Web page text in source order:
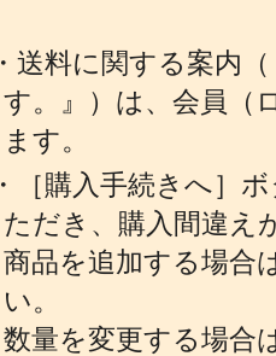
・送料に関する案内
す。』）は、会員（
ます。
・［購入手続きへ］
ただき、購入間違え
商品を追加する場合
い。
数量を変更する場合